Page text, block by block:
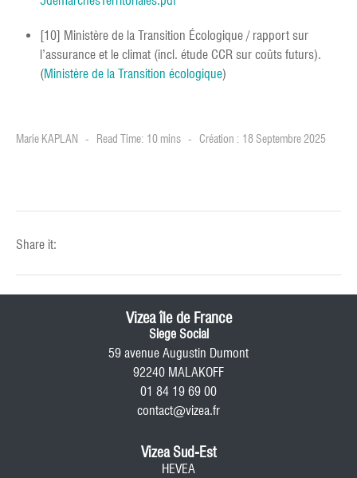
[10] Ministère de la Transition Écologique / rapport sur
l’assurance et le climat (incl. étude CCR sur coûts futurs).
(Ministère de la Transition écologique)
Marie KAPLAN Read Time: 10 mins Création : 18 Septembre 2025
Share it:
Vizea île de France
Siege Social
59 avenue Augustin Dumont
92240 MALAKOFF
01 84 19 69 00
contact@vizea.fr
Vizea Sud-Est
HEVEA